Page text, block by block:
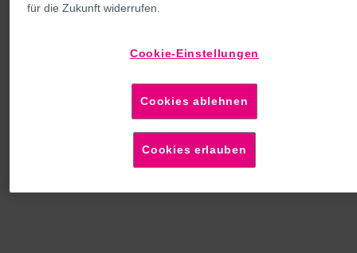
404
für die Zukunft widerrufen.
Cookie-Einstellungen
Cookies ablehnen
Cookies erlauben